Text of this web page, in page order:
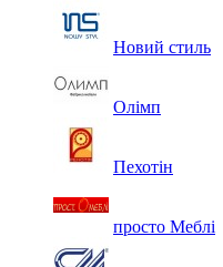
Новий стиль
Олімп
Пехотін
просто Меблі